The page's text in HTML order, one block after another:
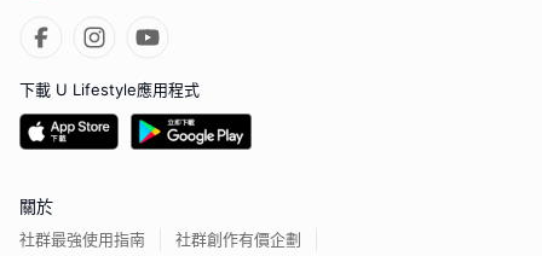
下載 U Lifestyle應用程式
關於
社群最強使用指南 社群創作有價企劃